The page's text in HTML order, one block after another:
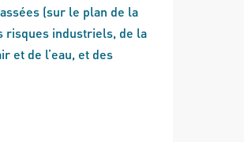
(sur le plan de la
risques industriels, de la
et de l’eau, et des